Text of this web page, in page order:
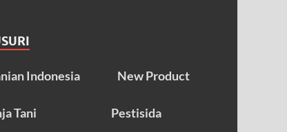
Indonesia New Product
Tani Pestisida